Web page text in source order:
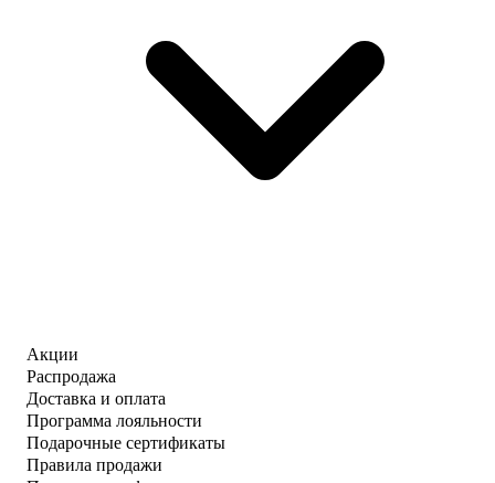
Акции
Распродажа
Доставка и оплата
Программа лояльности
Подарочные сертификаты
Правила продажи